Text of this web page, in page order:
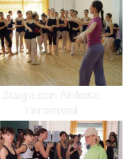
Stage con Anbeta
Toromani